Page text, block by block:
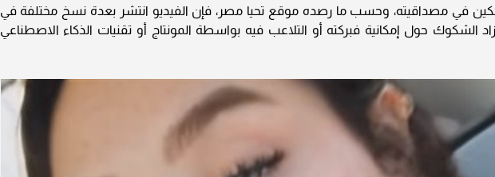
في مصداقيته، وحسب ما رصده موقع تحيا مصر، فإن الفيديو انتشر بعدة نسخ مختلفة في
الشكوك حول إمكانية فبركته أو التلاعب فيه بواسطة المونتاج أو تقنيات الذكاء الاصطناعي